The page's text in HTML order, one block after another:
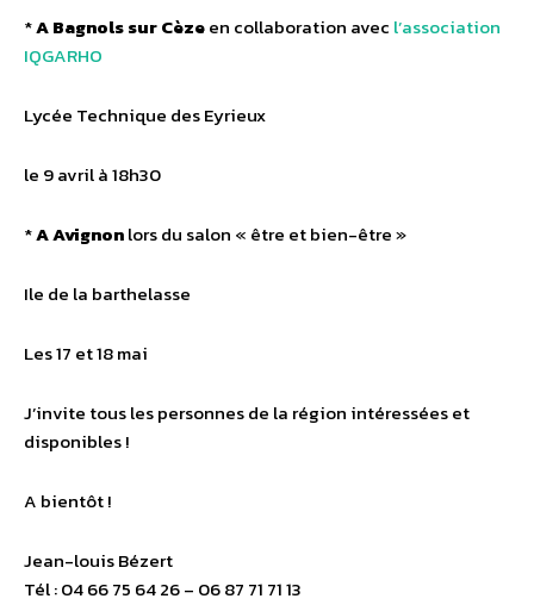
*A Bagnols sur Cèzeen collaboration avec l’association
IQGARHO
Lycée Technique des Eyrieux
le 9 avril à 18h30
*A Avignonlors du salon « être et bien-être »
Ile de la barthelasse
Les 17 et 18 mai
J’invite tous les personnes de la région intéressées et
disponibles !
A bientôt !
Jean-louis Bézert
Tél : 04 66 75 64 26 – 06 87 71 71 13